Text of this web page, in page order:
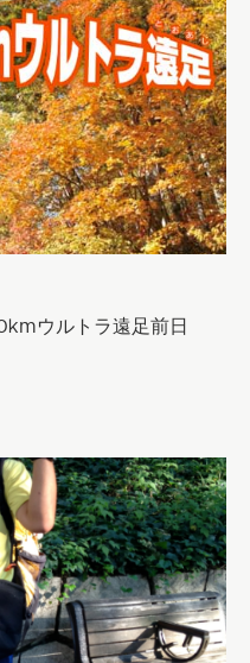
ウルトラ遠足前日